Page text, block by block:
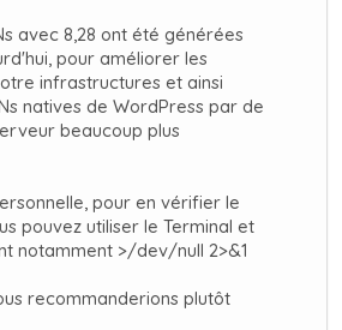
avec 8,28 ont été générées
pour améliorer les
infrastructures et ainsi
natives de WordPress par de
beaucoup plus
pour en vérifier le
pouvez utiliser le Terminal et
notamment >/dev/null 2>&1
recommanderions plutôt